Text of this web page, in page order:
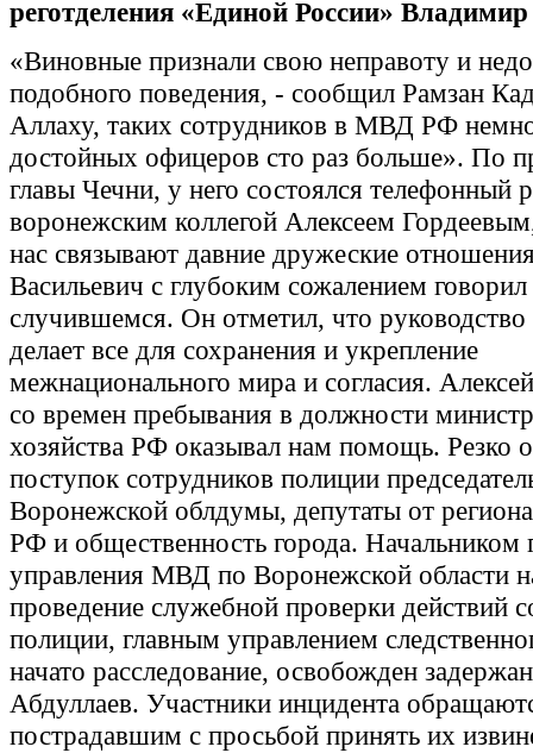
реготделения «Единой России» Владимир
«Виновные признали свою неправоту и
подобного поведения, - сообщил Рамзан
Аллаху, таких сотрудников в МВД РФ
достойных офицеров сто раз больше». По
главы Чечни, у него состоялся телефонный
воронежским коллегой Алексеем
нас связывают давние дружеские
Васильевич с глубоким сожалением
случившемся. Он отметил, что руководство
делает все для сохранения и укрепление
межнационального мира и согласия.
со времен пребывания в должности
хозяйства РФ оказывал нам помощь. Резко
поступок сотрудников полиции
Воронежской облдумы, депутаты от
РФ и общественность города. Начальником
управления МВД по Воронежской области
проведение служебной проверки действий
полиции, главным управлением
начато расследование, освобожден
Абдуллаев. Участники инцидента
пострадавшим с просьбой принять их